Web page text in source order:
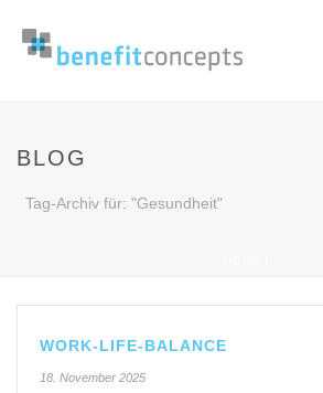
BLOG
Tag-Archiv für: "Gesundheit"
WORK-LIFE-BALANCE
18. November 2025